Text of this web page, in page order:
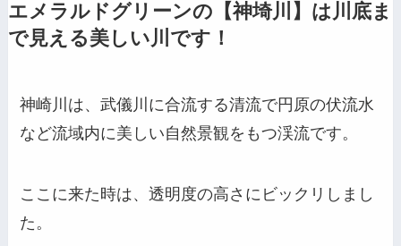
エメラルドグリーンの【神埼川】は川底ま
で見える美しい川です！
神崎川は、武儀川に合流する清流で円原の伏流水
など流域内に美しい自然景観をもつ渓流です。
ここに来た時は、透明度の高さにビックリしまし
た。